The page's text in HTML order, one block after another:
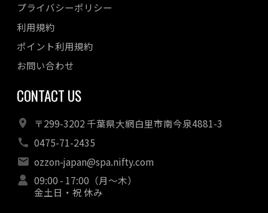
プライバシーポリシー
利用規約
ポイント利用規約
お問い合わせ
CONTACT US
〒299-3202 千葉県大網白里市南今泉4881-3
0475-71-2435
ozzon-japan@spa.nifty.com
09:00 - 17:00（月～木）
金土日・祝 休み